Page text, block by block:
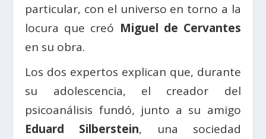
particular, con el universo en torno a la
locura que creó Miguel de Cervantes
en su obra.
Los dos expertos explican que, durante
su adolescencia, el creador del
psicoanálisis fundó, junto a su amigo
Eduard Silberstein, una sociedad